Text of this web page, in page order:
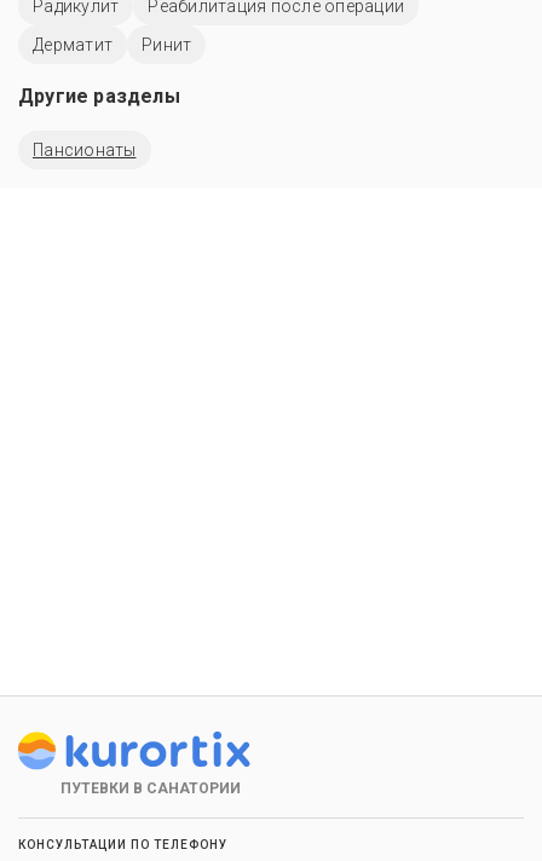
Радикулит
Реабилитация после операции
Дерматит
Ринит
Другие разделы
Пансионаты
ПУТЕВКИ В САНАТОРИИ
КОНСУЛЬТАЦИИ ПО ТЕЛЕФОНУ